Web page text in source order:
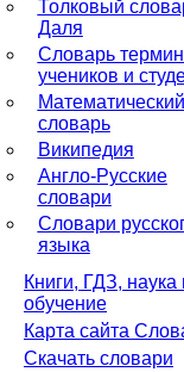
Толковый
Даля
Словарь
учеников и
Математический
словарь
Википедия
Англо-Русские
словари
Словари
языка
Книги, ГДЗ, наука
обучение
Карта сайта
Скачать словари